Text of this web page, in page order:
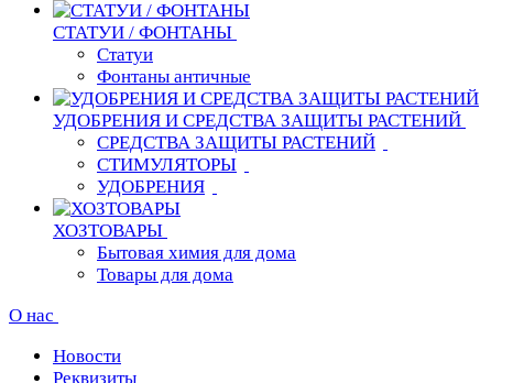
СТАТУИ / ФОНТАНЫ
Статуи
Фонтаны античные
УДОБРЕНИЯ И СРЕДСТВА ЗАЩИТЫ РАСТЕНИЙ
СРЕДСТВА ЗАЩИТЫ РАСТЕНИЙ
СТИМУЛЯТОРЫ
УДОБРЕНИЯ
ХОЗТОВАРЫ
Бытовая химия для дома
Товары для дома
О нас
Новости
Реквизиты